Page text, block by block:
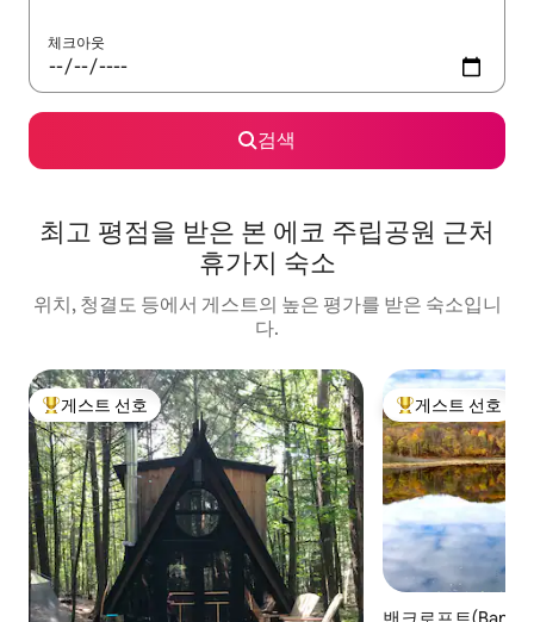
체크아웃
검색
최고 평점을 받은 본 에코 주립공원 근처
휴가지 숙소
위치, 청결도 등에서 게스트의 높은 평가를 받은 숙소입니
다.
상위 게스트 선호
게스트 선호 상위 게스트 선호
게스트 선호